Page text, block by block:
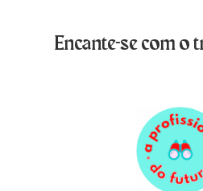
Encante-se com o